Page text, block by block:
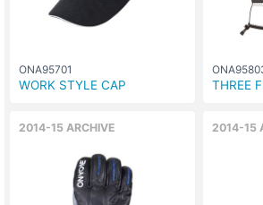
ONA95701
WORK STYLE CAP THREE
2014-15 ARCHIVE 2014-15